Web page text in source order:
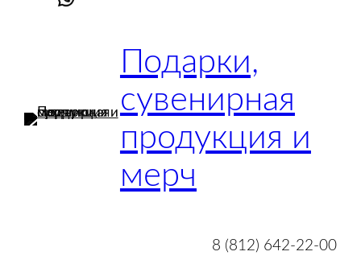
Подарки,
сувенирная
продукция и
мерч
8 (812) 642-22-00